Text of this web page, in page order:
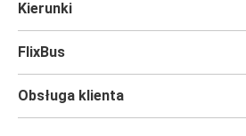
Kierunki
FlixBus
Obsługa klienta